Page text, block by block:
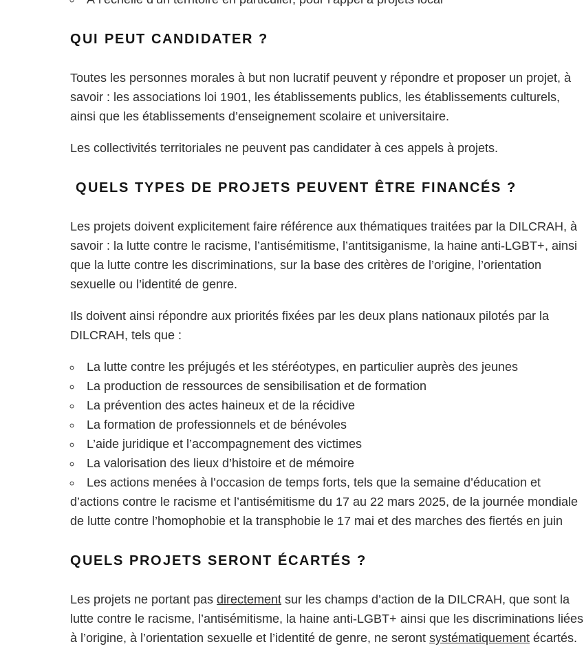
QUI PEUT CANDIDATER ?
Toutes les personnes morales à but non lucratif peuvent y répondre et proposer un projet, à
savoir : les associations loi 1901, les établissements publics, les établissements culturels,
ainsi que les établissements d’enseignement scolaire et universitaire.
Les collectivités territoriales ne peuvent pas candidater à ces appels à projets.
QUELS TYPES DE PROJETS PEUVENT ÊTRE FINANCÉS ?
Les projets doivent explicitement faire référence aux thématiques traitées par la DILCRAH, à
savoir : la lutte contre le racisme, l’antisémitisme, l’antitsiganisme, la haine anti-LGBT+, ainsi
que la lutte contre les discriminations, sur la base des critères de l’origine, l’orientation
sexuelle ou l’identité de genre.
Ils doivent ainsi répondre aux priorités fixées par les deux plans nationaux pilotés par la
DILCRAH, tels que :
La lutte contre les préjugés et les stéréotypes, en particulier auprès des jeunes
La production de ressources de sensibilisation et de formation
La prévention des actes haineux et de la récidive
La formation de professionnels et de bénévoles
L’aide juridique et l’accompagnement des victimes
La valorisation des lieux d’histoire et de mémoire
Les actions menées à l’occasion de temps forts, tels que la semaine d’éducation et
d’actions contre le racisme et l’antisémitisme du 17 au 22 mars 2025, de la journée mondiale
de lutte contre l’homophobie et la transphobie le 17 mai et des marches des fiertés en juin
QUELS PROJETS SERONT ÉCARTÉS ?
Les projets ne portant pas directement sur les champs d’action de la DILCRAH, que sont la
lutte contre le racisme, l’antisémitisme, la haine anti-LGBT+ ainsi que les discriminations liées
à l’origine, à l’orientation sexuelle et l’identité de genre, ne seront systématiquement écartés.